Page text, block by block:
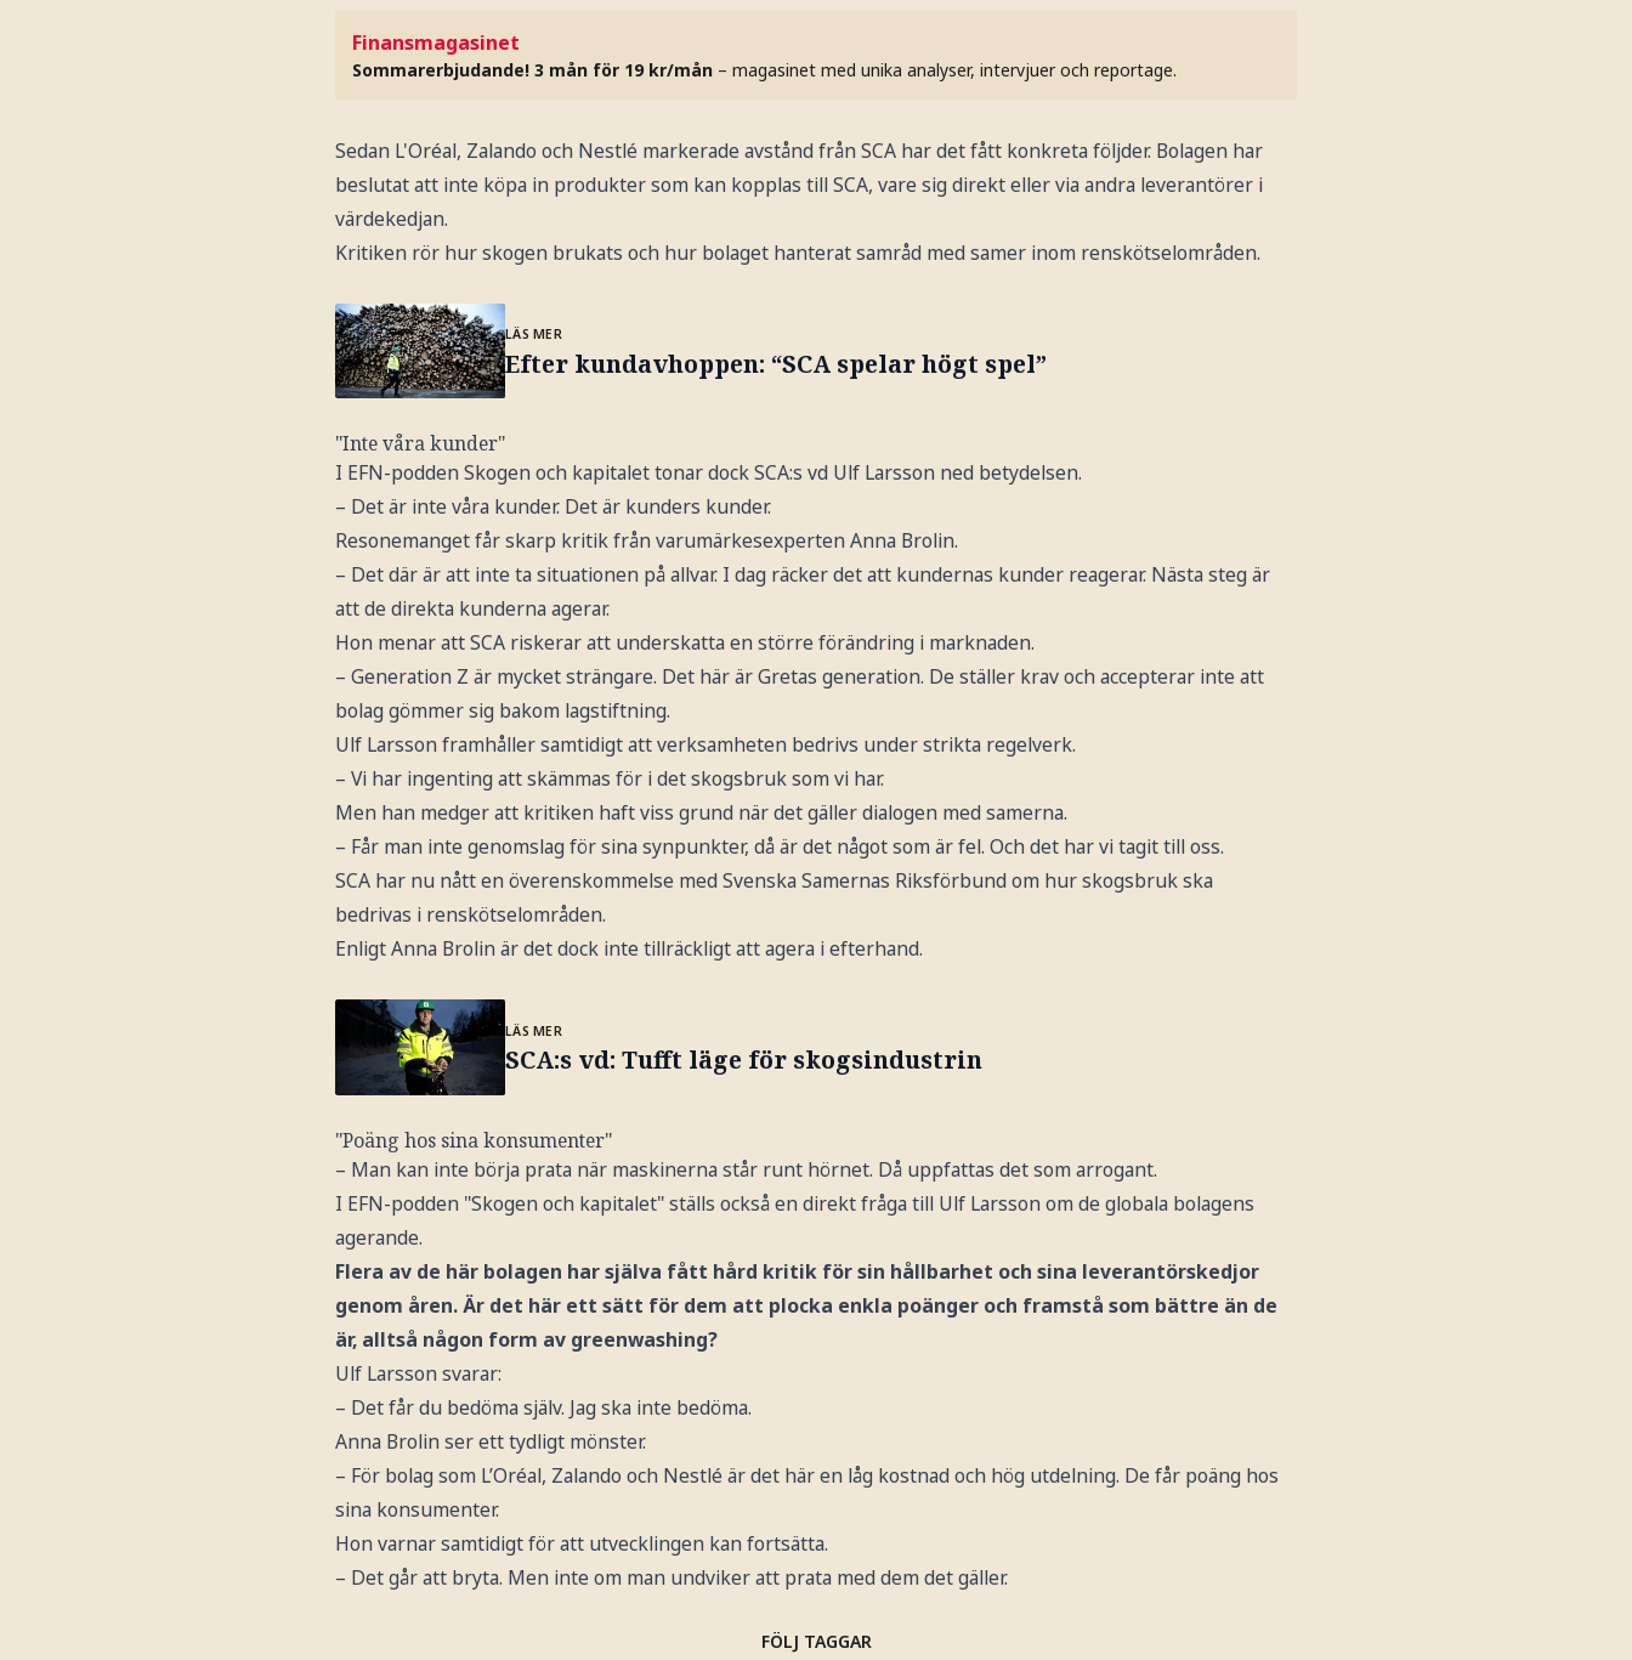
Finansmagasinet
Sommarerbjudande! 3 mån för 19 kr/mån – magasinet med unika analyser, intervjuer och reportage.
Sedan L'Oréal, Zalando och Nestlé markerade avstånd från SCA har det fått konkreta följder. Bolagen har
beslutat att inte köpa in produkter som kan kopplas till SCA, vare sig direkt eller via andra leverantörer i
värdekedjan.
Kritiken rör hur skogen brukats och hur bolaget hanterat samråd med samer inom renskötselområden.
LÄS MER
Efter kundavhoppen: “SCA spelar högt spel”
"Inte våra kunder"
I EFN-podden Skogen och kapitalet tonar dock SCA:s vd Ulf Larsson ned betydelsen.
– Det är inte våra kunder. Det är kunders kunder.
Resonemanget får skarp kritik från varumärkesexperten Anna Brolin.
– Det där är att inte ta situationen på allvar. I dag räcker det att kundernas kunder reagerar. Nästa steg är
att de direkta kunderna agerar.
Hon menar att SCA riskerar att underskatta en större förändring i marknaden.
– Generation Z är mycket strängare. Det här är Gretas generation. De ställer krav och accepterar inte att
bolag gömmer sig bakom lagstiftning.
Ulf Larsson framhåller samtidigt att verksamheten bedrivs under strikta regelverk.
– Vi har ingenting att skämmas för i det skogsbruk som vi har.
Men han medger att kritiken haft viss grund när det gäller dialogen med samerna.
– Får man inte genomslag för sina synpunkter, då är det något som är fel. Och det har vi tagit till oss.
SCA har nu nått en överenskommelse med Svenska Samernas Riksförbund om hur skogsbruk ska
bedrivas i renskötselområden.
Enligt Anna Brolin är det dock inte tillräckligt att agera i efterhand.
LÄS MER
SCA:s vd: Tufft läge för skogsindustrin
"Poäng hos sina konsumenter"
– Man kan inte börja prata när maskinerna står runt hörnet. Då uppfattas det som arrogant.
I EFN-podden "Skogen och kapitalet" ställs också en direkt fråga till Ulf Larsson om de globala bolagens
agerande.
Flera av de här bolagen har själva fått hård kritik för sin hållbarhet och sina leverantörskedjor
genom åren. Är det här ett sätt för dem att plocka enkla poänger och framstå som bättre än de
är, alltså någon form av greenwashing?
Ulf Larsson svarar:
– Det får du bedöma själv. Jag ska inte bedöma.
Anna Brolin ser ett tydligt mönster.
– För bolag som L’Oréal, Zalando och Nestlé är det här en låg kostnad och hög utdelning. De får poäng hos
sina konsumenter.
Hon varnar samtidigt för att utvecklingen kan fortsätta.
– Det går att bryta. Men inte om man undviker att prata med dem det gäller.
FÖLJ TAGGAR